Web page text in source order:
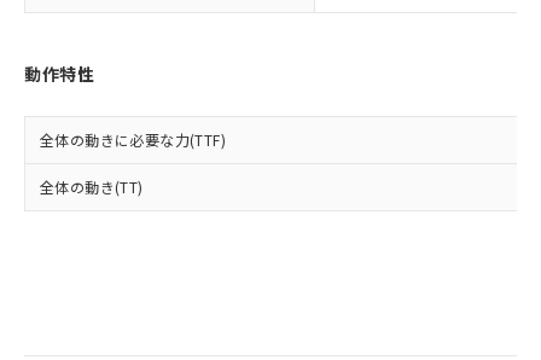
動作特性
全体の動きに必要な力(TTF)
全体の動き(TT)
EU RoHS指令（10物質）の非含有証明書
ものではありません。
また、RoHS指令のフタル酸エステル類４
荷製品に未対応品が混在することから備考